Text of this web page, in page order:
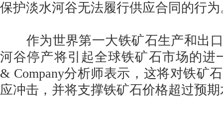
保护淡水河谷无法履行供应合同的行为
作为世界第一大铁矿石生产和出口
河谷停产将引起全球铁矿石市场的进
& Company分析师表示，这将对铁矿
应冲击，并将支撑铁矿石价格超过预